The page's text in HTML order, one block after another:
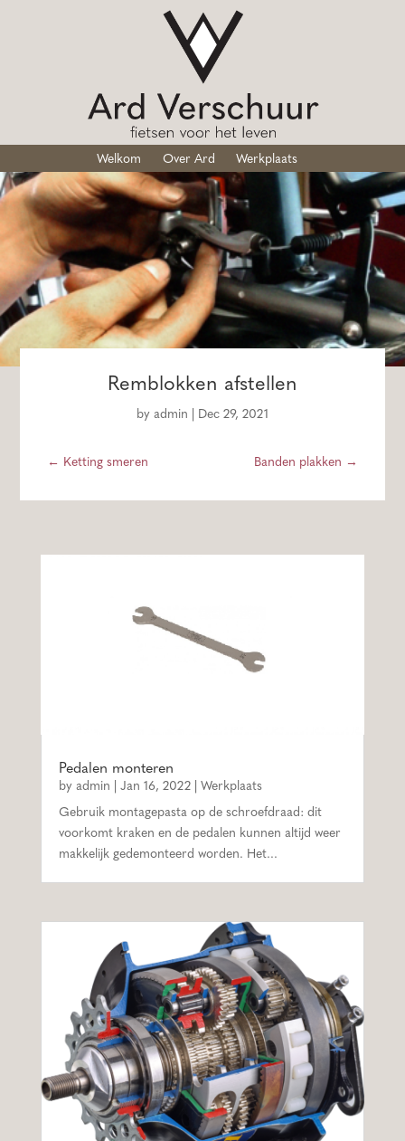
Welkom Over Ard Werkplaats
Remblokken afstellen
by admin Dec 29, 2021
← Ketting smeren Banden plakken →
Pedalen monteren
by admin Jan 16, 2022| Werkplaats
Gebruik montagepasta op de schroefdraad: dit
voorkomt kraken en de pedalen kunnen altijd weer
makkelijk gedemonteerd worden. Het...